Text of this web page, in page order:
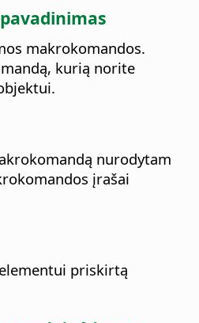
makrokomandos.
kurią norite
nurodytam
įrašai
priskirtą